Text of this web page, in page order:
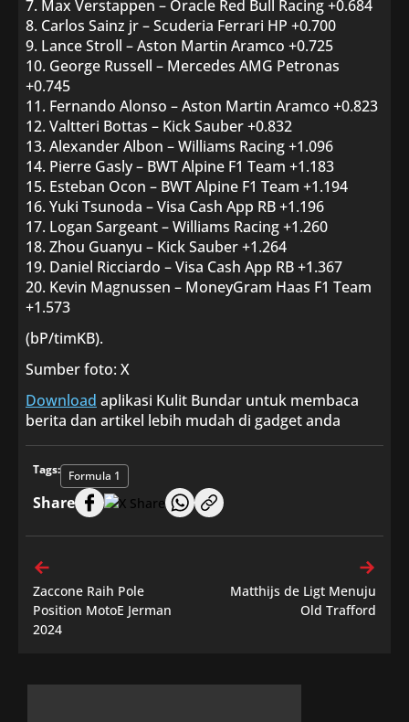
7. Max Verstappen – Oracle Red Bull Racing +0.684
8. Carlos Sainz jr – Scuderia Ferrari HP +0.700
9. Lance Stroll – Aston Martin Aramco +0.725
10. George Russell – Mercedes AMG Petronas
+0.745
11. Fernando Alonso – Aston Martin Aramco +0.823
12. Valtteri Bottas – Kick Sauber +0.832
13. Alexander Albon – Williams Racing +1.096
14. Pierre Gasly – BWT Alpine F1 Team +1.183
15. Esteban Ocon – BWT Alpine F1 Team +1.194
16. Yuki Tsunoda – Visa Cash App RB +1.196
17. Logan Sargeant – Williams Racing +1.260
18. Zhou Guanyu – Kick Sauber +1.264
19. Daniel Ricciardo – Visa Cash App RB +1.367
20. Kevin Magnussen – MoneyGram Haas F1 Team
+1.573
(bP/timKB).
Sumber foto: X
Download aplikasi Kulit Bundar untuk membaca
berita dan artikel lebih mudah di gadget anda
Tags: Formula 1
Share
Zaccone Raih Pole
Position MotoE Jerman
2024
Matthijs de Ligt Menuju
Old Trafford